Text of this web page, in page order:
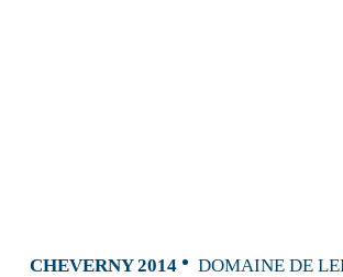
CHEVERNY 2014 DOMAINE DE